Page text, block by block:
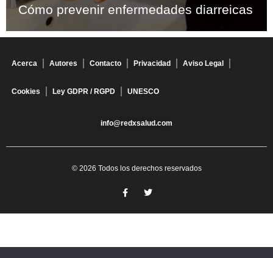
Cómo prevenir enfermedades diarreicas
Acerca Autores Contacto Privacidad Aviso Legal
Cookies Ley GDPR / RGPD UNESCO
info@redxsalud.com
© 2026 Todos los derechos reservados